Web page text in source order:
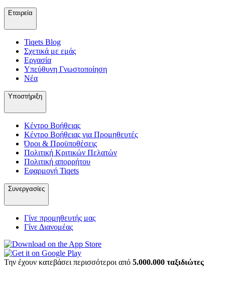
Εταιρεία
Tiqets Βlog
Σχετικά με εμάς
Εργασία
Υπεύθυνη Γνωστοποίηση
Νέα
Υποστήριξη
Κέντρο Βοήθειας
Κέντρο Βοήθειας για Προμηθευτές
Όροι & Προϋποθέσεις
Πολιτική Κριτικών Πελατών
Πολιτική απορρήτου
Εφαρμογή Tiqets
Συνεργασίες
Γίνε προμηθευτής μας
Γίνε Διανομέας
Την έχουν κατεβάσει περισσότεροι από 5.000.000 ταξιδιώτες